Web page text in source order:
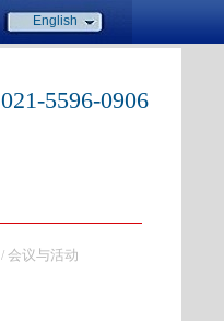
English
021-5596-0906
/ 会议与活动